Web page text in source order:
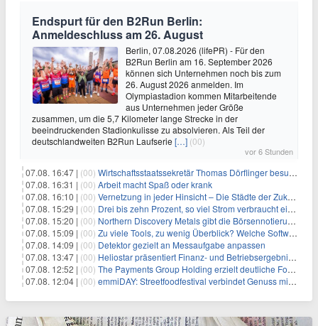
Endspurt für den B2Run Berlin:
Anmeldeschluss am 26. August
Berlin, 07.08.2026 (lifePR) - Für den
B2Run Berlin am 16. September 2026
können sich Unternehmen noch bis zum
26. August 2026 anmelden. Im
Olympiastadion kommen Mitarbeitende
aus Unternehmen jeder Größe
zusammen, um die 5,7 Kilometer lange Strecke in der
beeindruckenden Stadionkulisse zu absolvieren. Als Teil der
deutschlandweiten B2Run Laufserie […] (00)
vor 6 Stunden
07.08. 16:47 | (00) Wirtschaftsstaatssekretär Thomas Dörflinger besucht Handwerksbetrieb im Kammerbezirk Freiburg
07.08. 16:31 | (00) Arbeit macht Spaß oder krank
07.08. 16:10 | (00) Vernetzung in jeder Hinsicht – Die Städte der Zukunft sind grün-blau
07.08. 15:29 | (00) Drei bis zehn Prozent, so viel Strom verbraucht ein Aufzug im Gebäude
07.08. 15:20 | (00) Northern Discovery Metals gibt die Börsennotierung an der Frankfurter Wertpapierbörse bekannt
07.08. 15:09 | (00) Zu viele Tools, zu wenig Überblick? Welche Software IT-Dienstleister wirklich brauchen
07.08. 14:09 | (00) Detektor gezielt an Messaufgabe anpassen
07.08. 13:47 | (00) Heliostar präsentiert Finanz- und Betriebsergebnis für das zweite Quartal 2026 mit Goldproduktion und Barreserven in Rekordhöhe
07.08. 12:52 | (00) The Payments Group Holding erzielt deutliche Fortschritte bei ihren AI-Projekten
07.08. 12:04 | (00) emmiDAY: Streetfoodfestival verbindet Genuss mit Engagement gegen Brustkrebs